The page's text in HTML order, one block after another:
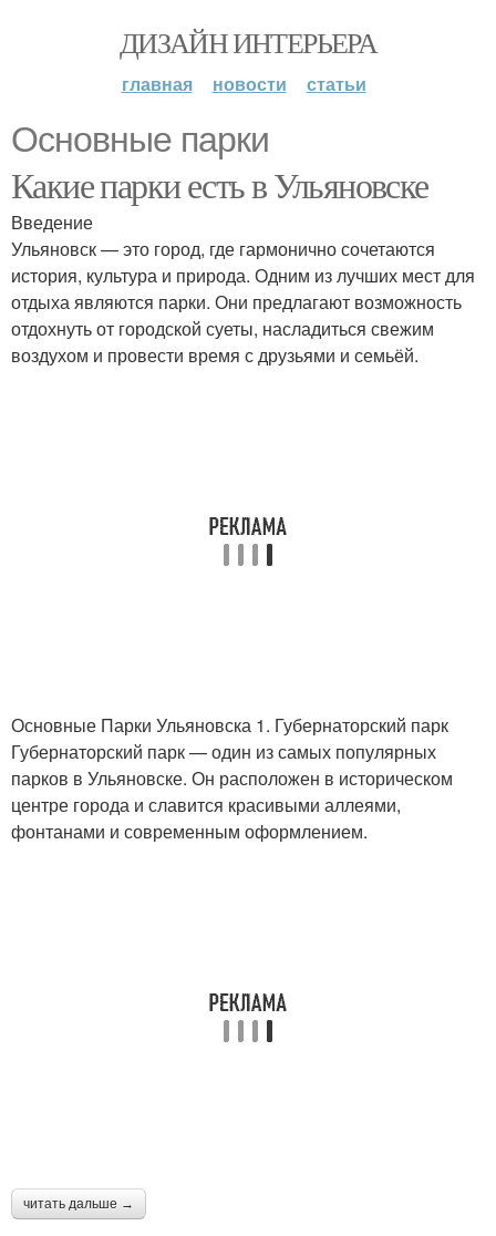
ДИЗАЙН ИНТЕРЬЕРА
главная новости статьи
Основные парки
Какие парки есть в Ульяновске
Введение
Ульяновск — это город, где гармонично сочетаются
история, культура и природа. Одним из лучших мест для
отдыха являются парки. Они предлагают возможность
отдохнуть от городской суеты, насладиться свежим
воздухом и провести время с друзьями и семьёй.
Основные Парки Ульяновска 1. Губернаторский парк
Губернаторский парк — один из самых популярных
парков в Ульяновске. Он расположен в историческом
центре города и славится красивыми аллеями,
фонтанами и современным оформлением.
читать дальше →